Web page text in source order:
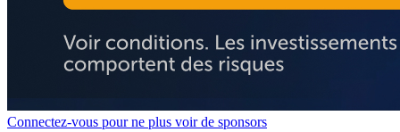
Connectez-vous pour ne plus voir de sponsors